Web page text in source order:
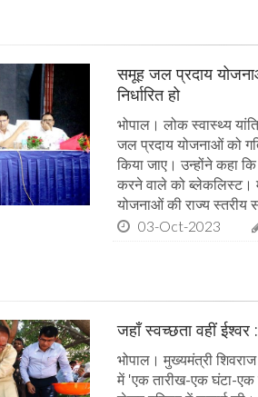
समूह जल प्रदाय
निर्धारित हो
भोपाल। लोक स्वास्थ्य
जल प्रदाय योजनाओं को
किया जाए। उन्होंने कहा
करने वाले को ब्लेकलिस्ट।
योजनाओं की राज्य स्तरीय
03-Oct-2023
जहाँ स्वच्छता वहीं ईश्वर
भोपाल। मुख्यमंत्री
में 'एक तारीख-एक घंटा-एक